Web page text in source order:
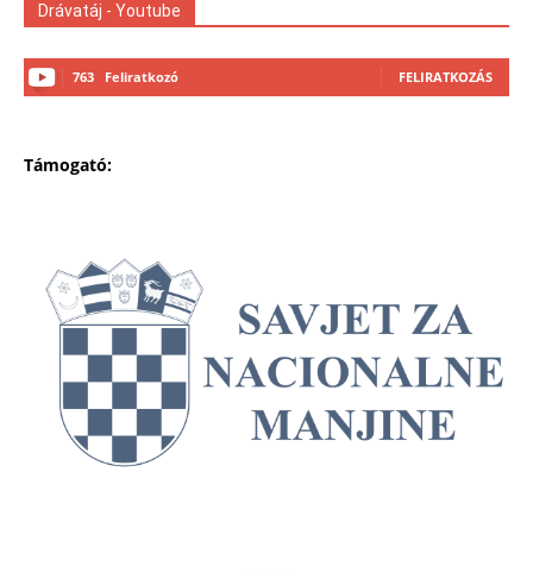
Drávatáj - Youtube
763 Feliratkozó FELIRATKOZÁS
Támogató: